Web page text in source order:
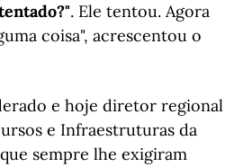
. Ele tentou. Agora
coisa", acrescentou o
e hoje diretor regional
e Infraestruturas da
sempre lhe exigiram